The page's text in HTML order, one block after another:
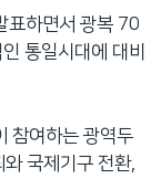
표하면서 광복 70
통일시대에 대비
참여하는 광역두
국제기구 전환,